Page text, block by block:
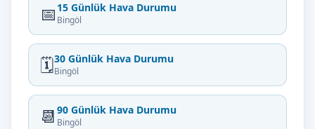
📅 15 Günlük Hava Durumu
Bingöl
🗓️30 Günlük Hava Durumu
Bingöl
📆 90 Günlük Hava Durumu
Bingöl